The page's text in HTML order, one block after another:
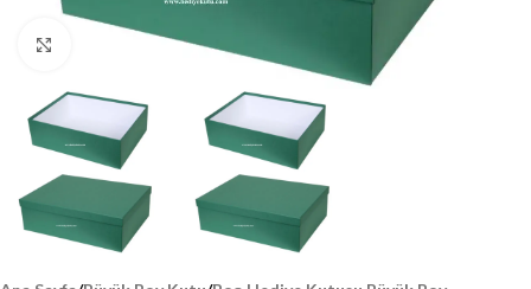
Click to enlarge